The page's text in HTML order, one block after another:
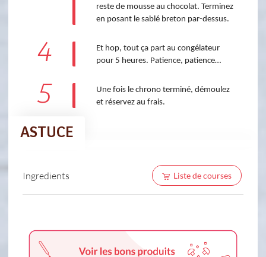
reste de mousse au chocolat. Terminez
en posant le sablé breton par-dessus.
4
Et hop, tout ça part au congélateur
pour 5 heures. Patience, patience…
5
Une fois le chrono terminé, démoulez
et réservez au frais.
ASTUCE
Ingredients Liste de courses